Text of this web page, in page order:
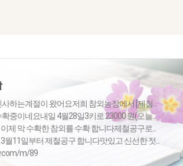
사하는계절이 왔어요저희 참외농장에서 [제철...
중이네요내일 4월28일3키로 23000 원(오늘...
제 막 수확한 참외를 수확 합니다제철공구로...
월11일부터 제철공구 합니다맛있고 신선한 젓...
m/89